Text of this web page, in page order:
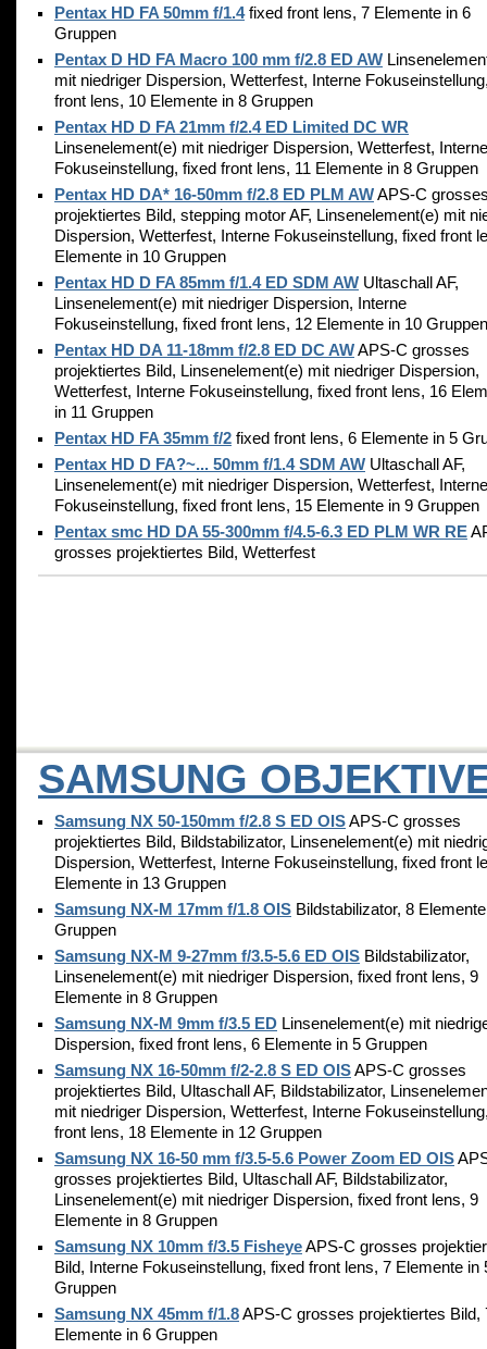
Pentax HD FA 50mm f/1.4fixed front lens, 7 Elemente in 6
Gruppen
Pentax D HD FA Macro 100 mm f/2.8 ED AW
mit niedriger Dispersion, Wetterfest, Interne
front lens, 10 Elemente in 8 Gruppen
Pentax HD D FA 21mm f/2.4 ED Limited DC WR
Linsenelement(e) mit niedriger Dispersion, Wetterfest, Interne
Fokuseinstellung, fixed front lens, 11 Elemente in 8 Gruppen
Pentax HD DA* 16-50mm f/2.8 ED PLM AWAPS-C
projektiertes Bild, stepping motor AF, Linsenelement(e) mit
Dispersion, Wetterfest, Interne Fokuseinstellung, fixed front
Elemente in 10 Gruppen
Pentax HD D FA 85mm f/1.4 ED SDM AW Ultaschall AF,
Linsenelement(e) mit niedriger Dispersion, Interne
Fokuseinstellung, fixed front lens, 12 Elemente in 10 Gruppen
Pentax HD DA 11-18mm f/2.8 ED DC AWAPS-C grosses
projektiertes Bild, Linsenelement(e) mit niedriger Dispersion,
Wetterfest, Interne Fokuseinstellung, fixed front lens, 16
in 11 Gruppen
Pentax HD FA 35mm f/2 fixed front lens, 6 Elemente in 5
Pentax HD D FA?~... 50mm f/1.4 SDM AW Ultaschall AF,
Linsenelement(e) mit niedriger Dispersion, Wetterfest, Interne
Fokuseinstellung, fixed front lens, 15 Elemente in 9 Gruppen
Pentax smc HD DA 55-300mm f/4.5-6.3 ED PLM WR RE
grosses projektiertes Bild, Wetterfest
SAMSUNG
Samsung NX 50-150mm f/2.8 S ED OISAPS-C grosses
projektiertes Bild, Bildstabilizator, Linsenelement(e) mit
Dispersion, Wetterfest, Interne Fokuseinstellung, fixed front
Elemente in 13 Gruppen
Samsung NX-M 17mm f/1.8 OIS Bildstabilizator, 8
Gruppen
Samsung NX-M 9-27mm f/3.5-5.6 ED OIS Bildstabilizator,
Linsenelement(e) mit niedriger Dispersion, fixed front lens, 9
Elemente in 8 Gruppen
Samsung NX-M 9mm f/3.5 ED Linsenelement(e) mit
Dispersion, fixed front lens, 6 Elemente in 5 Gruppen
Samsung NX 16-50mm f/2-2.8 S ED OISAPS-C grosses
projektiertes Bild, Ultaschall AF, Bildstabilizator,
mit niedriger Dispersion, Wetterfest, Interne
front lens, 18 Elemente in 12 Gruppen
Samsung NX 16-50 mm f/3.5-5.6 Power Zoom ED OIS
grosses projektiertes Bild, Ultaschall AF, Bildstabilizator,
Linsenelement(e) mit niedriger Dispersion, fixed front lens, 9
Elemente in 8 Gruppen
Samsung NX 10mm f/3.5 FisheyeAPS-C grosses
Bild, Interne Fokuseinstellung, fixed front lens, 7 Elemente in
Gruppen
Samsung NX 45mm f/1.8APS-C grosses projektiertes Bild,
Elemente in 6 Gruppen